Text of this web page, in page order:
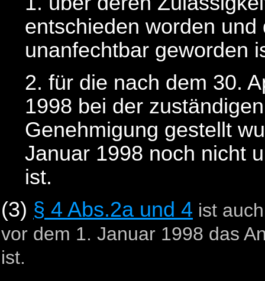
entschieden worden
unanfechtbar geworden
2. für die nach dem 30.
1998 bei der
Genehmigung gestellt
Januar 1998 noch nicht
ist.
(3) § 4 Abs.2a und 4 ist
vor dem 1. Januar 1998 das
ist.